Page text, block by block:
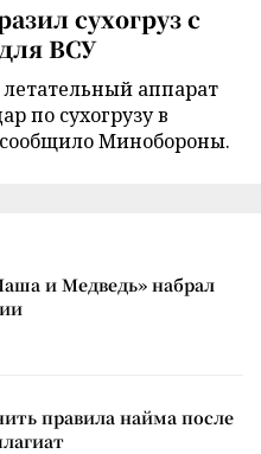
сухогруз с
ВСУ
аппарат
по сухогрузу в
Минобороны.
и Медведь» набрал
правила найма после